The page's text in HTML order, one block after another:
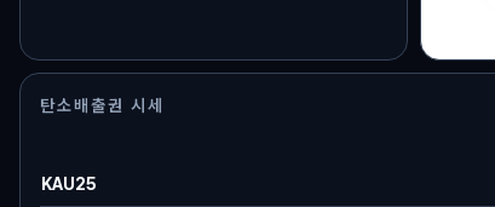
탄소배출권 시세
KAU25